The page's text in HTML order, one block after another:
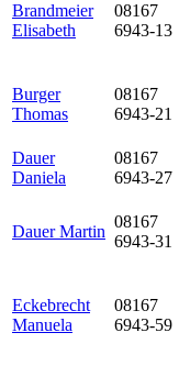
Brandmeier
Elisabeth
08167
6943-13
Burger
Thomas
08167
6943-21
Dauer
Daniela
08167
6943-27
Dauer Martin
08167
6943-31
Eckebrecht
Manuela
08167
6943-59